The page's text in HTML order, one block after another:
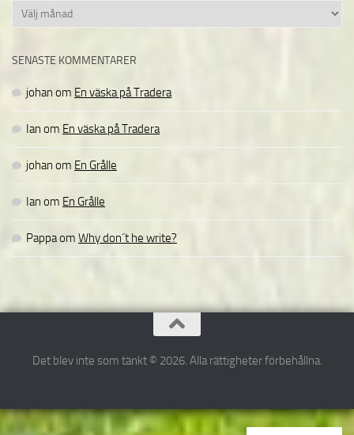
Arkiv
SENASTE KOMMENTARER
johan om En väska på Tradera
Ian om En väska på Tradera
johan om En Grålle
Ian om En Grålle
Pappaom Why don´t he write?
Det blev inte som tänkt © 2026. Alla rättigheter förbehållna.